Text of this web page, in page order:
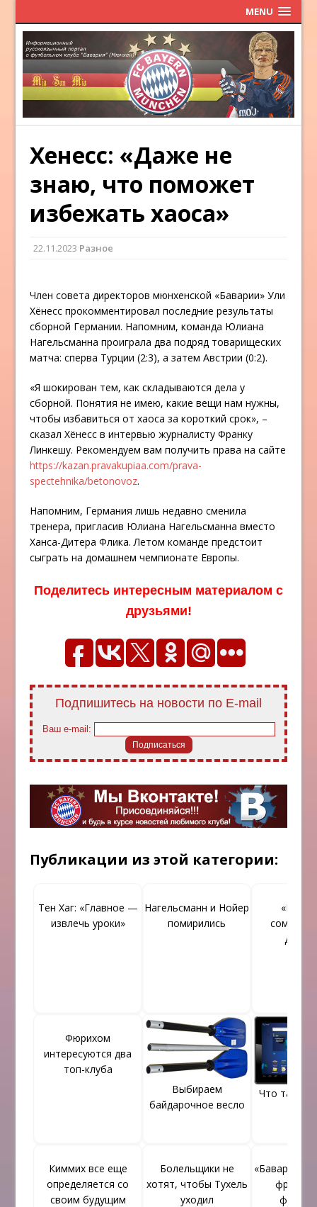
MENU
Хенесс: «Даже не
знаю, что поможет
избежать хаоса»
22.11.2023 Разное
Член совета директоров мюнхенской «Баварии» Ули
Хёнесс прокомментировал последние результаты
сборной Германии. Напомним, команда Юлиана
Нагельсманна проиграла два подряд товарищеских
матча: сперва Турции (2:3), а затем Австрии (0:2).
«Я шокирован тем, как складываются дела у
сборной. Понятия не имею, какие вещи нам нужны,
чтобы избавиться от хаоса за короткий срок», –
сказал Хёнесс в интервью журналисту Франку
Линкешу. Рекомендуем вам получить права на сайте
https://kazan.pravakupiaa.com/prava-
spectehnika/betonovoz.
Напомним, Германия лишь недавно сменила
тренера, пригласив Юлиана Нагельсманна вместо
Ханса-Дитера Флика. Летом команде предстоит
сыграть на домашнем чемпионате Европы.
Поделитесь интересным материалом с
друзьями!
Подпишитесь на новости по E-mail
Ваш e-mail:
Публикации из этой категории:
Тен Хаг: «Главное —
извлечь уроки»
Нагельсманн и Нойер
помирились
Фюрихом
интересуются два
топ-клуба
Выбираем
байдарочное весло
Что такое
Киммих все еще
определяется со
своим будущим
Болельщики не
хотят, чтобы Тухель
уходил
«Баварии»